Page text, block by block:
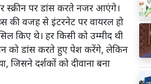
स्क्रीन पर डांस करते नजर आएंगे।
की वजह से इंटरनेट पर वायरल हो
किए थे। हर किसी को उम्मीद थी
को डांस करते हुए पेश करेंगे, लेकिन
दर्शकों को दीवाना बना